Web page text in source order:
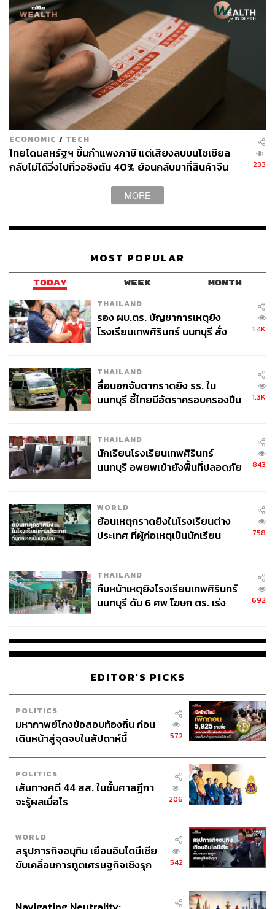
รัสเซีย ซึ่งส่งผลกระทบต่อความมั่นคงภายในภูมิภาคเป็น
อย่างมาก
จุดยืนของโดนัลด์ทรัมป์ ในนาโต
การวิพากษ์วิจารณ์การทำงานของนาโตในช่วงหาเสียง
และภายหลังเข้ารับตำแหน่งทำให้หลายฝ่ายคาดการณ์ว่า
ทิศทางการดำเนินนโยบายต่างประเทศต่อนาโตของรัฐบาล
ทรัมป์จะเปลี่ยนแปลงไปจากเดิม ซึ่งอาจจะส่งผลกระทบต่อ
ความมั่นคงร่วมในโลกตะวันตกไม่มากก็น้อย
เขาเคยตั้งคำถามถึงความจำเป็นและจุดประสงค์ที่
สหรัฐอเมริกายังคงต้องให้ความร่วมมือกับนาโตต่อไป รวม
ถึงการตัดพ้อที่สหรัฐฯ จะต้องแบกรับภาระในการทุ่มเงิน
สนับสนุนความร่วมมือนี้มากเกินไปจนไม่ยุติธรรม แต่ท่าที
ของทรัมป์ต่อกรณีนาโตได้เปลี่ยนไปภายหลังจากเจนส์ สโตล
ทำเนียบขาวเมื่อกลางเดือนเมษายนที่ผ่านมา
สะท้อนให้เห็นถึงความสำคัญในการร่วมมือกับนาโตเพื่อ
ความมั่นคงในโลกตะวันตกและสังคมระหว่างประเทศ
การประชุมสุดยอดผู้นำนาโตในครั้งนี้ ทรัมป์เลี่ยงที่จะ
ให้การรับรองมาตรา 5 ของนาโต ซึ่งดูเหมือนจะเป็น
ธรรมเนียมปฏิบัติที่ประธานาธิบดีสหรัฐฯ จะต้องรับรอง
มาตรานี้เมื่อมีการประชุมสุดยอดผู้นำนาโต ส่งผลให้ชาติ
นิก เบิร์นส (Nick Burns) อดีตเอกอัครราชทูตสหรัฐฯ
ประจำนาโต ให้ความเห็นว่า ทรัมป์คือประธานาธิบดีคนแรก
นับตั้งแต่ปี 1949 ที่ไม่ประกาศสนับสนุนมาตรา 5 ของนาโต
สหรัฐฯ ภายในองค์กร
ทั้งนี้ทรัมป์ยังเรียกร้องให้ชาติสมาชิก 23 ประเทศ (จาก
ทั้งหมด 28 ประเทศ) เพิ่มการสนับสนุนงบประมาณทางด้าน
การทหารของนาโตให้ถึง 2 เปอร์เซ็นต์ของจีดีพีตามที่ได้
เปอร์เซ็นต์เพื่อสนับสนุนองค์กรนี้เป็นการเพิ่มภาระ และไม่
ยุติธรรมต่อชาวอเมริกันและรัฐบาลสหรัฐฯ
ข้อเรียกร้องดังกล่าวเป็นการโจมตีประเทศพันธมิตรทาง
ต่อกรณีดังกล่าว หนึ่งในนั้นคืออัวร์ซูลา ฟอน เเดร์ เลเยน
(Ursula von der Leyen) รัฐมนตรีกลาโหมของเยอรมนี เธอ
ชี้แจงว่า ในปี 2014 สมาชิกนาโตตกลงจะเพิ่มงบประมาณ
สนับสนุนค่าใช้จ่ายด้านการทหารของนาโตเป็น 2 เปอร์เซ็นต์
ดังนั้นเยอรมนีและประเทศสมาชิกอีก 22 ประเทศไม่ได้
ค้างชำระหนี้จำนวนมหาศาลต่อนาโตตามที่ทรัมป์กล่าวอ้าง
อีกทั้งประเทศเหล่านี้ยังเห็นพ้องและยินดีที่จะปฏิบัติตามที่
อนาคตของนาโตกับการต่อต้านภัยการก่อการร้าย
การประชุมในครั้งนี้ถือเป็นการต้อนรับ ‘มอนเตเนโกร’ ที่
กำลังจะเข้ามาเป็นสมาชิกลำดับที่ 29 ของนาโต ซึ่งสะท้อน
ให้เห็นว่าประตูสำหรับการเข้ามาเป็นสมาชิกนาโตยังคงเปิด
กว้างเสมอ การร่วมมือกันระหว่างประเทศสมาชิกจะทำให้นา
โตเเข็งแกร่งขึ้น โดยเฉพาะการต่อต้านภัยก่อการร้ายที่จะเกิด
ขึ้นในอนาคต
ความสำเร็จที่เป็นรูปธรรมในการประชุมครั้งนี้คือการ
ประกาศต่อสู้กับกลุ่มไอเอสอย่างเป็นทางการของนาโตที่
ทรัมป์พยายามเรียกร้องมาโดยตลอด แต่อย่างไรก็ตาม
ประเทศเหล่านี้ส่วนใหญ่ก็ต่อต้านและหาทางรับมือกับกลุ่ม
โตจึงไม่น่าจะเปลี่ยนแปลงภูมิทัศน์ของการสู้รบเท่าใดนัก
ECONOMIC / TECH
ไทยโดนสหรัฐฯ ขึ้นกำแพงภาษี แต่เสียงลบบนโซเชียล
กลับไม่ได้วิ่งไปที่วอชิงตัน 40% ย้อนกลับมาที่สินค้าจีน
233
MORE
MOST POPULAR
TODAY WEEK MONTH
THAILAND
รอง ผบ.ตร. บัญชาการเหตุยิง
โรงเรียนเทพศิรินทร์ นนทบุรี สั่ง
1.4K
THAILAND
สื่อนอกจับตากราดยิง รร. ใน
นนทบุรี ชี้ไทยมีอัตราครอบครองปืน
1.3K
THAILAND
นักเรียนโรงเรียนเทพศิรินทร์
นนทบุรี อพยพเข้ายังพื้นที่ปลอดภัย
843
WORLD
ย้อนเหตุกราดยิงในโรงเรียนต่าง
ประเทศ ที่ผู้ก่อเหตุเป็นนักเรียน
758
THAILAND
คืบหน้าเหตุยิงโรงเรียนเทพศิรินทร์
นนทบุรี ดับ 6 ศพ โฆษก ตร. เร่ง
692
EDITOR'S PICKS
POLITICS
มหากาพย์โกงข้อสอบท้องถิ่น ก่อน
เดินหน้าสู่จุดจบในสัปดาห์นี้
572
POLITICS
เส้นทางคดี 44 สส. ในชั้นศาลฎีกา
จะรู้ผลเมื่อไร
206
WORLD
สรุปภารกิจอนุทิน เยือนอินโดนีเซีย
ขับเคลื่อนการทูตเศรษฐกิจเชิงรุก
542